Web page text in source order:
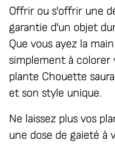
Offrir ou s'offrir une
garantie d'un objet
Que vous ayez la
simplement à
plante Chouette
et son style unique.
Ne laissez plus vos
une dose de gaieté à